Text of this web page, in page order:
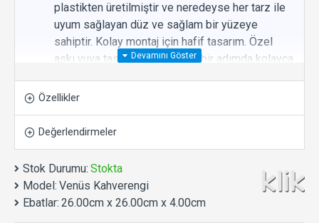
plastikten üretilmiştir ve neredeyse her tarz ile
uyum sağlayan düz ve sağlam bir yüzeye
sahiptir. Kolay montaj için hafif tasarım. Özel
askı yuva tasarımı ile sadece bir adımda kolayca
Yüksek Kaliteli Üretim:
malzemelerden üretilmiştir.
çalışan makine.
Uzun Pil Ömrü:
Rakiplerinden daha az
sarfiyatla uzun süre sorunsuz ve hassas
Özellikler
Değerlendirmeler
Stok Durumu: Stokta
Model: Venüs Kahverengi
Ebatlar: 26.00cm x 26.00cm x 4.00cm